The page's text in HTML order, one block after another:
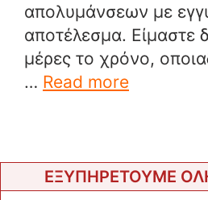
απολυμάνσεων με
αποτέλεσμα. Είμαστε
μέρες το χρόνο,
… Read more
ΕΞΥΠΗΡΕΤΟΥΜΕ